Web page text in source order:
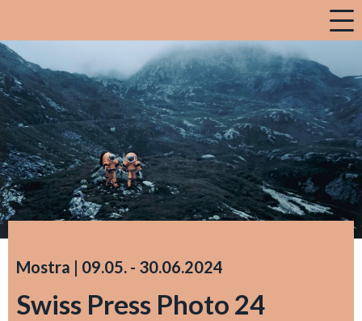
Swiss Press Photo 24
Mostra | 09.05. accessibility.time_to
- 30.06.2024